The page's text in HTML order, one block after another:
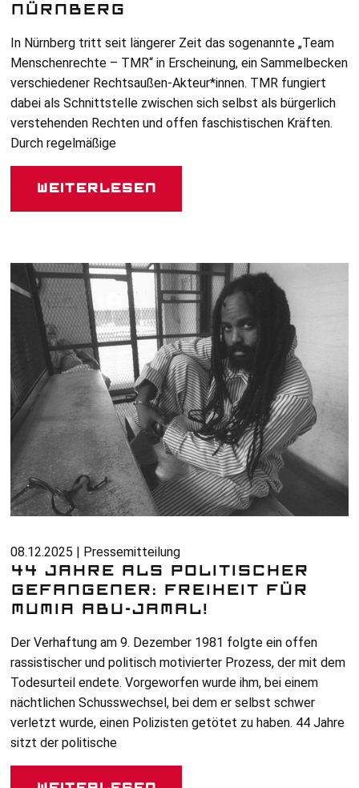
NÜRNBERG
In Nürnberg tritt seit längerer Zeit das sogenannte „Team
Menschenrechte – TMR“ in Erscheinung, ein Sammelbecken
verschiedener Rechtsaußen-Akteur*innen. TMR fungiert
dabei als Schnittstelle zwischen sich selbst als bürgerlich
verstehenden Rechten und offen faschistischen Kräften.
Durch regelmäßige
Weiterlesen
08.12.2025 | Pressemitteilung
44 JAHRE ALS POLITISCHER
GEFANGENER: FREIHEIT FÜR
MUMIA ABU-JAMAL!
Der Verhaftung am 9. Dezember 1981 folgte ein offen
rassistischer und politisch motivierter Prozess, der mit dem
Todesurteil endete. Vorgeworfen wurde ihm, bei einem
nächtlichen Schusswechsel, bei dem er selbst schwer
verletzt wurde, einen Polizisten getötet zu haben. 44 Jahre
sitzt der politische